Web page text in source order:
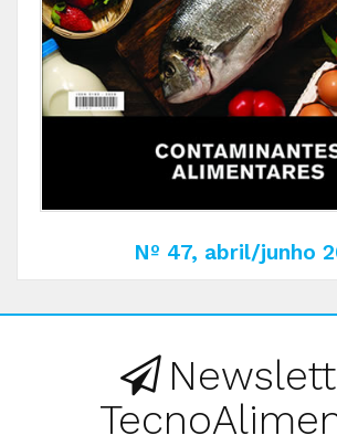
Nº 47, abril/junho